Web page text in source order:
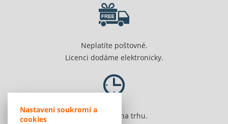
Nastavení soukromí a
cookies
Neplatíte poštovné.
Licenci dodáme elektronicky.
Jsme 20 let na trhu.